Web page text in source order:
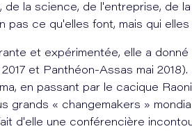
de la science, de l'entreprise, de
pas ce qu'elles font, mais qui elles
et expérimentée, elle a donné
et Panthéon-Assas mai
en passant par le cacique
grands « changemakers »
d'elle une conférencière